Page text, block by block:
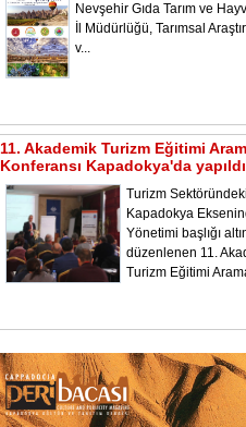
Nevşehir Gıda Tarım ve
İl Müdürlüğü, Tarımsal
v...
11. Akademik Turizm Eğitimi
Konferansı Kapadokya'da yapıldı
Turizm
Kapadokya
Yönetimi başlığı
düzenlenen 11.
Turizm Eğitimi